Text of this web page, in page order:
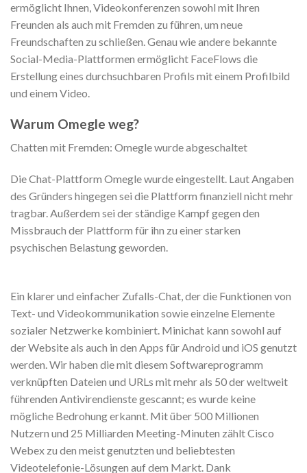
ermöglicht Ihnen, Videokonferenzen sowohl mit Ihren
Freunden als auch mit Fremden zu führen, um neue
Freundschaften zu schließen. Genau wie andere bekannte
Social-Media-Plattformen ermöglicht FaceFlows die
Erstellung eines durchsuchbaren Profils mit einem Profilbild
und einem Video.
Warum Omegle weg?
Chatten mit Fremden: Omegle wurde abgeschaltet
Die Chat-Plattform Omegle wurde eingestellt. Laut Angaben
des Gründers hingegen sei die Plattform finanziell nicht mehr
tragbar. Außerdem sei der ständige Kampf gegen den
Missbrauch der Plattform für ihn zu einer starken
psychischen Belastung geworden.
Ein klarer und einfacher Zufalls-Chat, der die Funktionen von
Text- und Videokommunikation sowie einzelne Elemente
sozialer Netzwerke kombiniert. Minichat kann sowohl auf
der Website als auch in den Apps für Android und iOS genutzt
werden. Wir haben die mit diesem Softwareprogramm
verknüpften Dateien und URLs mit mehr als 50 der weltweit
führenden Antivirendienste gescannt; es wurde keine
mögliche Bedrohung erkannt. Mit über 500 Millionen
Nutzern und 25 Milliarden Meeting-Minuten zählt Cisco
Webex zu den meist genutzten und beliebtesten
Videotelefonie-Lösungen auf dem Markt. Dank